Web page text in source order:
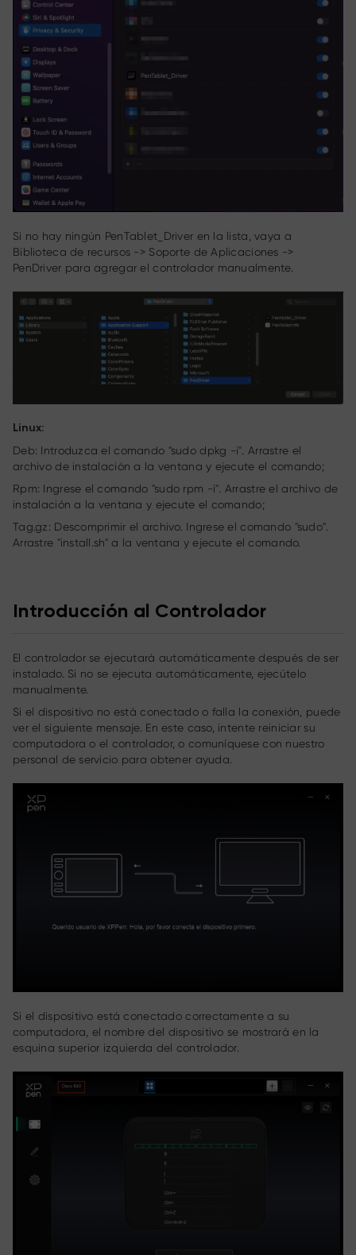
Si no hay ningún PenTablet_Driver en la lista, vaya a
Biblioteca de recursos -> Soporte de Aplicaciones ->
PenDriver para agregar el controlador manualmente.
Linux:
Deb: Introduzca el comando "sudo dpkg -i". Arrastre el
archivo de instalación a la ventana y ejecute el comando;
Rpm: Ingrese el comando "sudo rpm -i". Arrastre el archivo de
instalación a la ventana y ejecute el comando;
Tag.gz: Descomprimir el archivo. Ingrese el comando "sudo".
Arrastre "install.sh" a la ventana y ejecute el comando.
Introducción al Controlador
El controlador se ejecutará automáticamente después de ser
instalado. Si no se ejecuta automáticamente, ejecútelo
manualmente.
Si el dispositivo no está conectado o falla la conexión, puede
ver el siguiente mensaje. En este caso, intente reiniciar su
computadora o el controlador, o comuníquese con nuestro
personal de servicio para obtener ayuda.
Si el dispositivo está conectado correctamente a su
computadora, el nombre del dispositivo se mostrará en la
esquina superior izquierda del controlador.